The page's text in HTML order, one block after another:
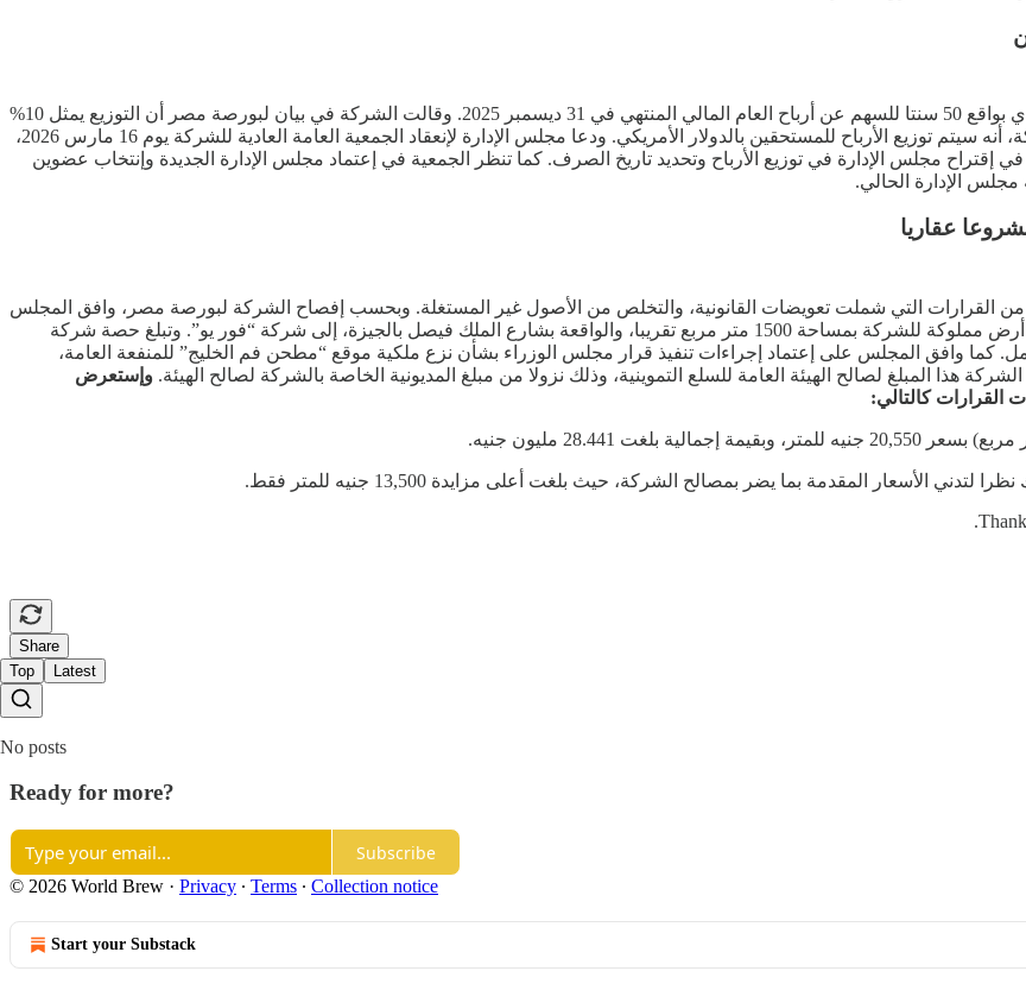
إقترح مجلس إدارة شركة المصرية للأقمار الصناعية (نايل سات)، توزيع نقدي بواقع 50 سنتا للسهم عن أرباح العام المالي المنتهي في 31 ديسمبر 2025. وقالت الشركة في بيان لبورصة مصر أن التوزيع يمثل 10%
من رأس المال المدفوع بقيمة 18.66 مليون دولار أمريكي. وأوضحت الشركة، أنه سيتم توزيع الأرباح للمستحقين بالدولار الأمريكي. ودعا مجلس الإدارة لإنعقاد الجمعية العامة العادية للشركة يوم 16 مارس 2026،
إقتراح مجلس الإدارة في توزيع الأرباح وتحديد تاريخ الصرف. كما تنظر الجمعية في إعتماد مجلس الإدارة الجديدة وإنتخاب عضوين
مجلس الإدارة الحالي.
القرارات التي شملت تعويضات القانونية، والتخلص من الأصول غير المستغلة. وبحسب إفصاح الشركة لبورصة مصر، وافق المجلس
بالإجماع على إسناد عملية إنشاء مبنى (تجاري - إداري - سكني) على قطعة أرض مملوكة للشركة بمساحة 1500 متر مربع تقريبا، والواقعة بشارع الملك فيصل بالجيزة، إلى شركة “فور يو”. وتبلغ حصة شركة
إيرادات المشروع بالكامل. كما وافق المجلس على إعتماد إجراءات تنفيذ قرار مجلس الوزراء بشأن نزع ملكية موقع “مطحن فم الخليج” للمنفعة العامة،
وإستعرض
القرارات كالتالي:
المقدمة بما يضر بمصالح الشركة، حيث بلغت أعلى مزايدة 13,500 جنيه للمتر فقط.
Share
Top
Latest
No posts
Ready for more?
Subscribe
© 2026 World Brew · Privacy ∙ Terms ∙ Collection notice
Start your Substack